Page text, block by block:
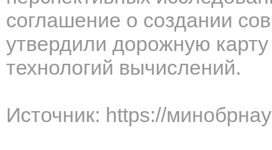
соглашение о создании
утвердили дорожную
технологий вычислений.
Источник: https://